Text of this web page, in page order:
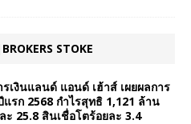
STOKE
เงินแลนด์ แอนด์ เฮ้าส์ เผยผลการ
รก 2568 กำไรสุทธิ 1,121 ล้าน
ะ 25.8 สินเชื่อโตร้อยละ 3.4